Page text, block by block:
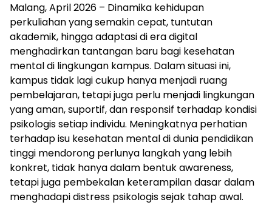
Malang, April 2026 – Dinamika kehidupan
perkuliahan yang semakin cepat, tuntutan
akademik, hingga adaptasi di era digital
menghadirkan tantangan baru bagi kesehatan
mental di lingkungan kampus. Dalam situasi ini,
kampus tidak lagi cukup hanya menjadi ruang
pembelajaran, tetapi juga perlu menjadi lingkungan
yang aman, suportif, dan responsif terhadap kondisi
psikologis setiap individu. Meningkatnya perhatian
terhadap isu kesehatan mental di dunia pendidikan
tinggi mendorong perlunya langkah yang lebih
konkret, tidak hanya dalam bentuk awareness,
tetapi juga pembekalan keterampilan dasar dalam
menghadapi distress psikologis sejak tahap awal.